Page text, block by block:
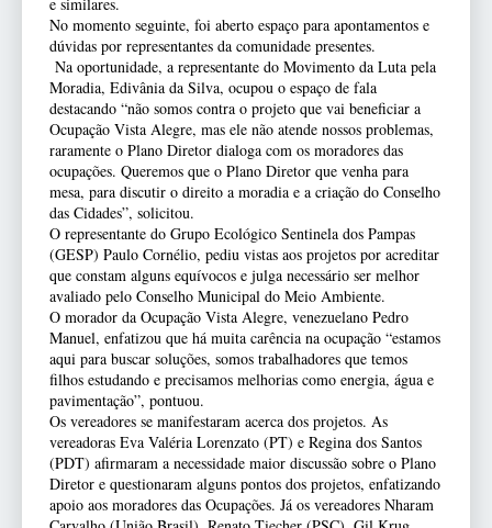
No momento seguinte, foi aberto espaço para apontamentos e
dúvidas por representantes da comunidade presentes.
Na oportunidade, a representante do Movimento da Luta pela
Moradia, Edivânia da Silva, ocupou o espaço de fala
destacando “não somos contra o projeto que vai beneficiar a
Ocupação Vista Alegre, mas ele não atende nossos problemas,
raramente o Plano Diretor dialoga com os moradores das
ocupações. Queremos que o Plano Diretor que venha para
mesa, para discutir o direito a moradia e a criação do Conselho
das Cidades”, solicitou.
O representante do Grupo Ecológico Sentinela dos Pampas
(GESP) Paulo Cornélio, pediu vistas aos projetos por acreditar
que constam alguns equívocos e julga necessário ser melhor
avaliado pelo Conselho Municipal do Meio Ambiente.
O morador da Ocupação Vista Alegre, venezuelano Pedro
Manuel, enfatizou que há muita carência na ocupação “estamos
aqui para buscar soluções, somos trabalhadores que temos
filhos estudando e precisamos melhorias como energia, água e
pavimentação”, pontuou.
Os vereadores se manifestaram acerca dos projetos. As
vereadoras Eva Valéria Lorenzato (PT) e Regina dos Santos
(PDT) afirmaram a necessidade maior discussão sobre o Plano
Diretor e questionaram alguns pontos dos projetos, enfatizando
apoio aos moradores das Ocupações. Já os vereadores Nharam